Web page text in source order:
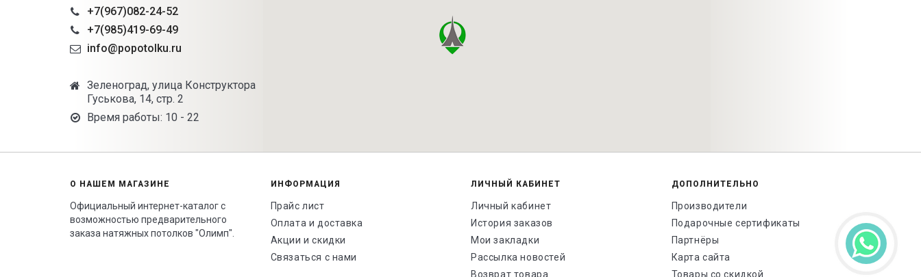
+7(967)082-24-52
+7(985)419-69-49
info@popotolku.ru
Зеленоград, улица Конструктора
Гуськова, 14, стр. 2
Время работы: 10 - 22
О НАШЕМ МАГАЗИНЕ
Официальный интернет-каталог с
возможностью предварительного
заказа натяжных потолков "Олимп".
ИНФОРМАЦИЯ
Прайс лист
Оплата и доставка
Акции и скидки
Связаться с нами
ЛИЧНЫЙ КАБИНЕТ
Личный кабинет
История заказов
Мои закладки
Рассылка новостей
Возврат товара
ДОПОЛНИТЕЛЬНО
Производители
Подарочные сертификаты
Партнёры
Карта сайта
Товары со скидкой